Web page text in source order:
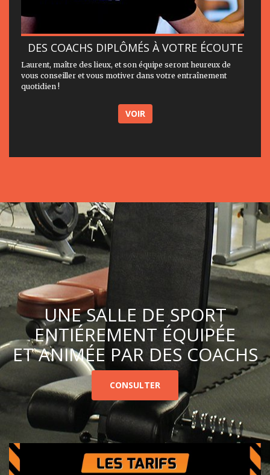
DES COACHS DIPLÔMÉS À VOTRE ÉCOUTE
Laurent, maître des lieux, et son équipe seront heureux de
vous conseiller et vous motiver dans votre entraînement
quotidien !
VOIR
UNE SALLE DE SPORT
ENTIÉREMENT ÉQUIPÉE
ET ANIMÉE PAR DES COACHS
CONSULTER